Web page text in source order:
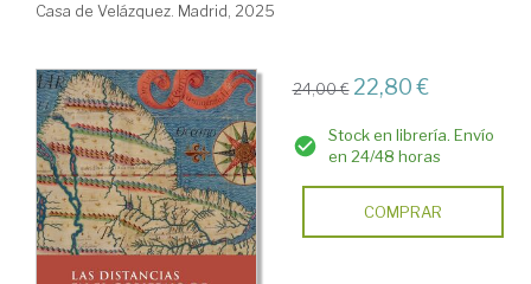
Casa de Velázquez. Madrid, 2025
24,00 € 22,80 €
Stock en librería. Envío
en 24/48 horas
COMPRAR